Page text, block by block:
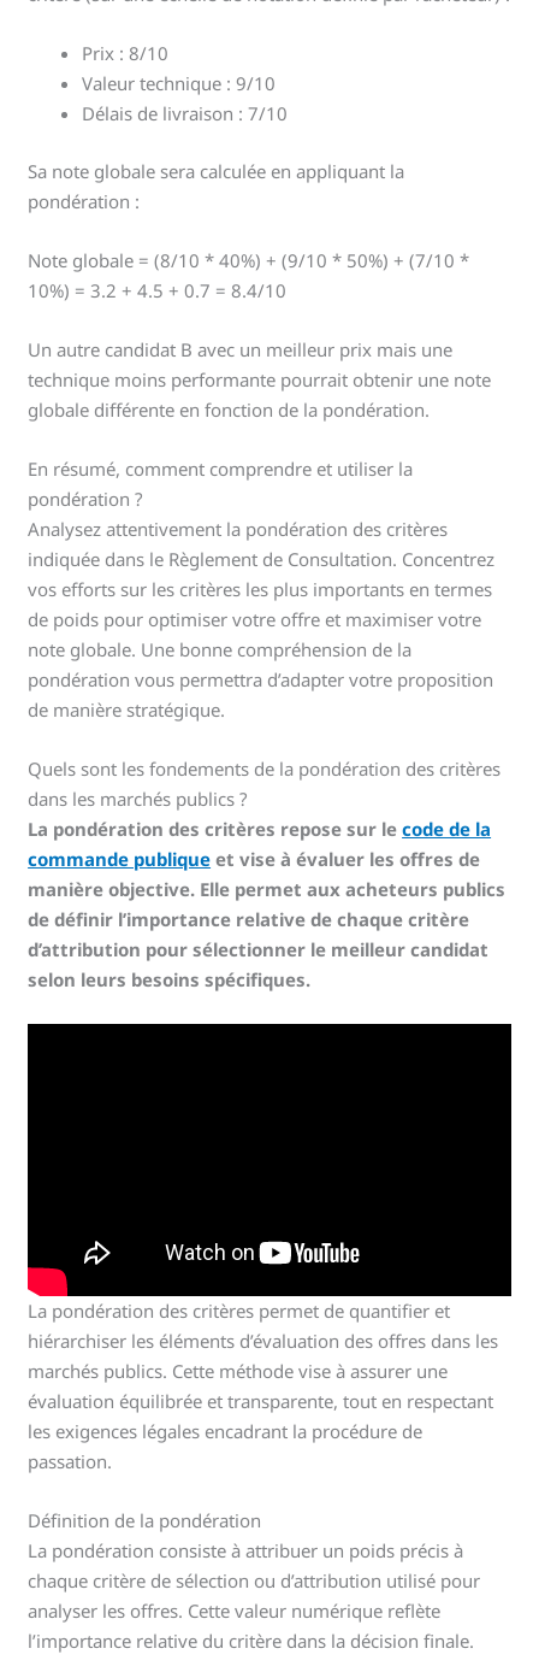
Prix : 8/10
Valeur technique : 9/10
Délais de livraison : 7/10
Sa note globale sera calculée en appliquant la
pondération :
Note globale = (8/10 * 40%) + (9/10 * 50%) + (7/10 *
10%) = 3.2 + 4.5 + 0.7 = 8.4/10
Un autre candidat B avec un meilleur prix mais une
technique moins performante pourrait obtenir une note
globale différente en fonction de la pondération.
En résumé, comment comprendre et utiliser la
pondération ?
Analysez attentivement la pondération des critères
indiquée dans le Règlement de Consultation. Concentrez
vos efforts sur les critères les plus importants en termes
de poids pour optimiser votre offre et maximiser votre
note globale. Une bonne compréhension de la
pondération vous permettra d’adapter votre proposition
de manière stratégique.
Quels sont les fondements de la pondération des critères
dans les marchés publics ?
La pondération des critères repose sur lecode de la
commande publique et vise à évaluer les offres de
manière objective. Elle permet aux acheteurs publics
de définir l’importance relative de chaque critère
d’attribution pour sélectionner le meilleur candidat
selon leurs besoins spécifiques.
La pondération des critères permet de quantifier et
hiérarchiser les éléments d’évaluation des offres dans les
marchés publics. Cette méthode vise à assurer une
évaluation équilibrée et transparente, tout en respectant
les exigences légales encadrant la procédure de
passation.
Définition de la pondération
La pondération consiste à attribuer un poids précis à
chaque critère de sélection ou d’attribution utilisé pour
analyser les offres. Cette valeur numérique reflète
l’importance relative du critère dans la décision finale.